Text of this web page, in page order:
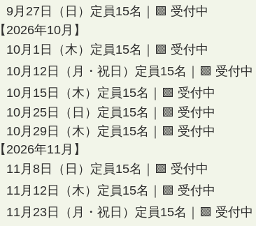
9月27日（日） 定員15名
🟩 受付中
【2026年10月】
10月1日（木） 定員15名
🟩 受付中
10月12日（ 月・祝日 ）定員15名
🟩 受付中
10月15日（木）定員15名
🟩 受付中
10月25日（日）定員15名
｜🟩 受付中
10月29日（木）定員15名
｜🟩 受付中
【2026年11月】
11月8日（日）定員15名
｜🟩 受付中
11月12日
（木 ） 定員15名
｜🟩 受付中
11月23日（ 月・祝日 ）定員15名
｜🟩 受付中